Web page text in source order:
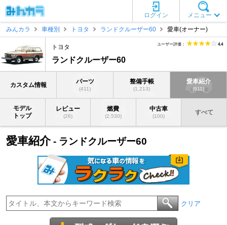
メニュー
ログイン
みんカラ
車種別 トヨタ ランドクルーザー60 愛車(オーナー)
トヨタ
ランドクルーザー60
ユーザー評価： 4.4
カスタム情報 パーツ
(411)
整備手帳
(1,213)
愛車紹介
(611)
モデル
トップ
レビュー
(26)
燃費
(2,530)
中古車
(100)
すべて
愛車紹介- ランドクルーザー60
クリア